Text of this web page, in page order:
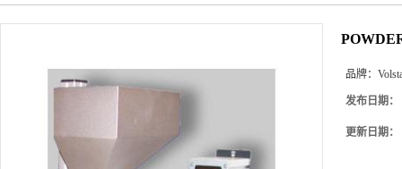
品牌：
发布日期：
更新日期：